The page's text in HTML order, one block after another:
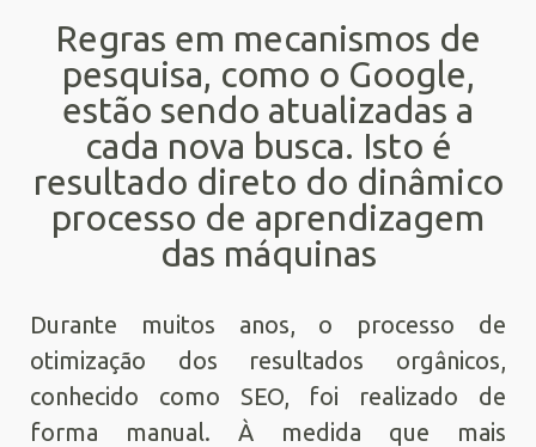
Regras em mecanismos de
pesquisa, como o Google,
estão sendo atualizadas a
cada nova busca. Isto é
resultado direto do dinâmico
processo de aprendizagem
das máquinas
Durante muitos anos, o processo de
otimização dos resultados orgânicos,
conhecido como SEO, foi realizado de
forma manual. À medida que mais